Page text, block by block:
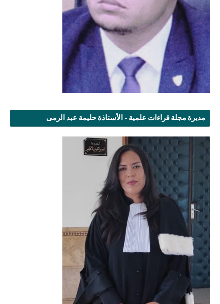
مديرة مجلة قراءات علمية - الأستاذة حليمة عبد الرمى